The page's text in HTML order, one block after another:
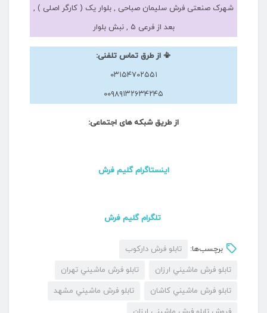
شهرک صنعتی فرش سلیمان صباحی , بلوار یک ( کارگر اصلی ) ,
بعد از فرعی ۵ , نبش بلوار
📳 از طرق تماس تلفنی:
۰۳۱۵۴۷۰۲۵۵۱
۰۰۹۸۹۱۳۲۶۳۴۲۴۵
از طریق شبکه های اجتماعی:
اینستاگرام گلیم فرش
تلگرام گلیم فرش
برچسب‌ها:
تابلو فرش دارکوب
تابلو فرش ماشيني ارزان
تابلو فرش ماشيني تهران
تابلو فرش ماشيني کاشان
تابلو فرش ماشيني مشهد